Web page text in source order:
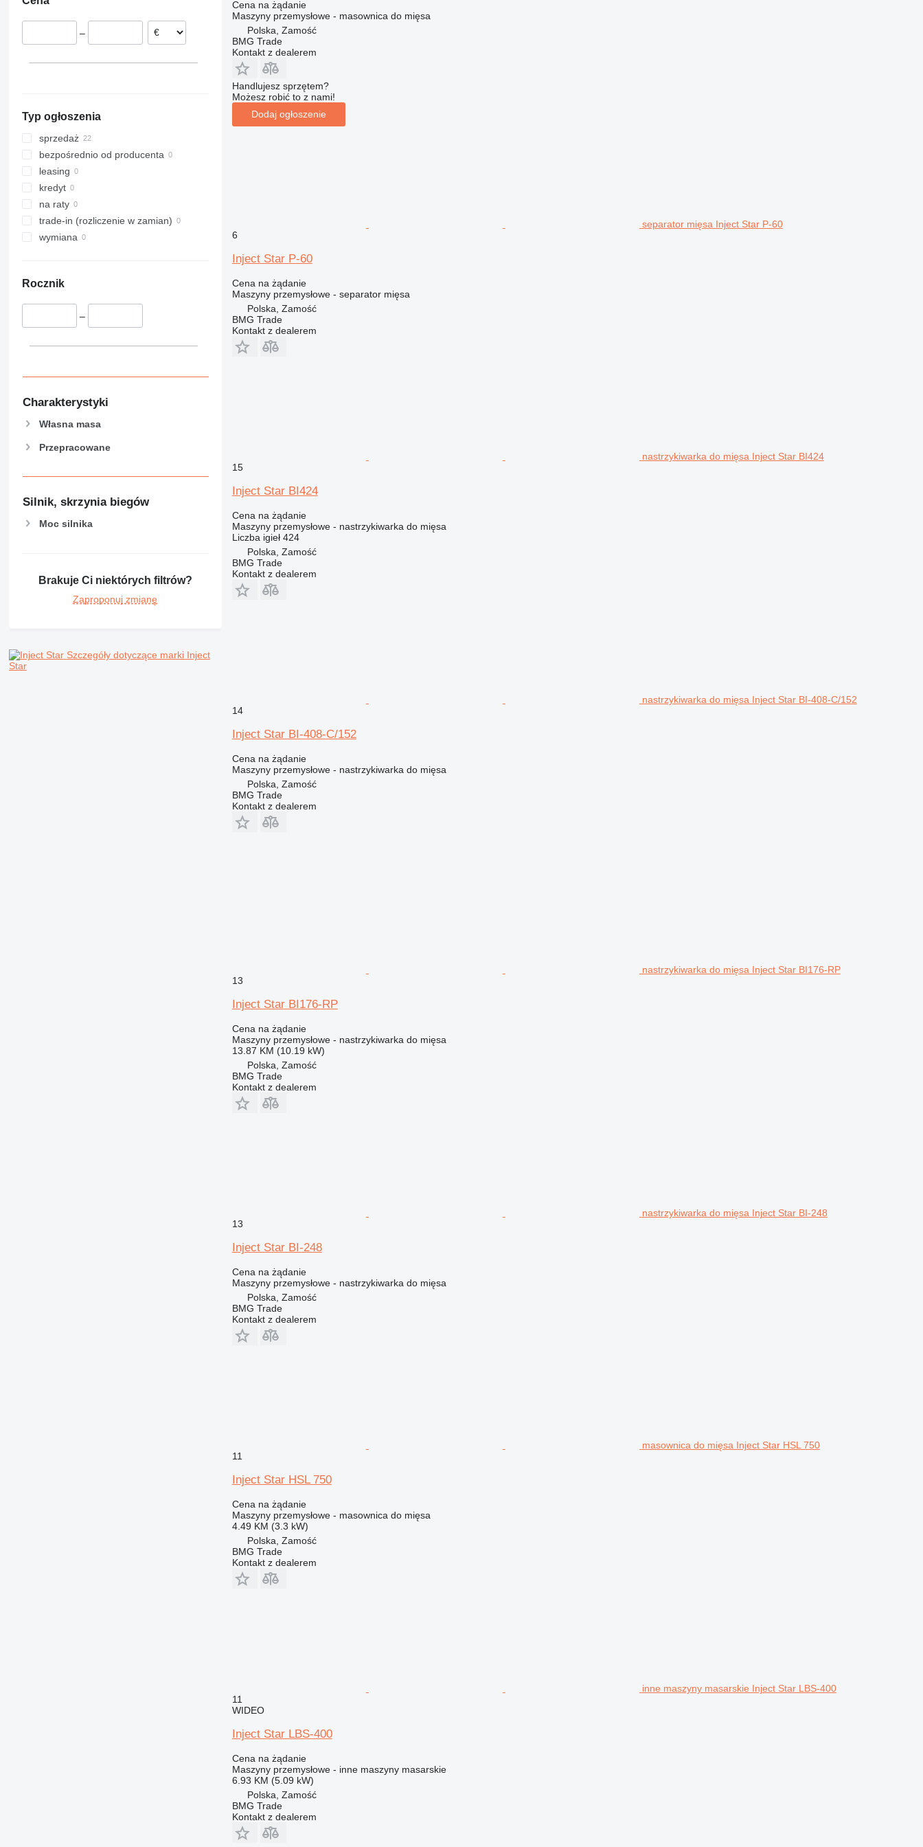
Litwa
–
Typ ogłoszenia
sprzedaż
bezpośrednio od producenta
leasing
kredyt
na raty
trade-in (rozliczenie w zamian)
wymiana
Rocznik
–
Charakterystyki
Własna masa
Przepracowane
Silnik, skrzynia biegów
Moc silnika
Brakuje Ci niektórych filtrów?
Zaproponuj zmianę
Szczegóły dotyczące marki Inject
Star
Cena na żądanie
Maszyny przemysłowe - masownica do mięsa
Polska, Zamość
BMG Trade
Kontakt z dealerem
Handlujesz sprzętem?
Możesz robić to z nami!
Dodaj ogłoszenie
separator mięsa Inject Star P-60
6
Inject Star P-60
Cena na żądanie
Maszyny przemysłowe - separator mięsa
Polska, Zamość
BMG Trade
Kontakt z dealerem
nastrzykiwarka do mięsa Inject Star BI424
15
Inject Star BI424
Cena na żądanie
Maszyny przemysłowe - nastrzykiwarka do mięsa
Liczba igieł 424
Polska, Zamość
BMG Trade
Kontakt z dealerem
nastrzykiwarka do mięsa Inject Star BI-408-C/152
14
Inject Star BI-408-C/152
Cena na żądanie
Maszyny przemysłowe - nastrzykiwarka do mięsa
Polska, Zamość
BMG Trade
Kontakt z dealerem
nastrzykiwarka do mięsa Inject Star BI176-RP
13
Inject Star BI176-RP
Cena na żądanie
Maszyny przemysłowe - nastrzykiwarka do mięsa
13.87 KM (10.19 kW)
Polska, Zamość
BMG Trade
Kontakt z dealerem
nastrzykiwarka do mięsa Inject Star BI-248
13
Inject Star BI-248
Cena na żądanie
Maszyny przemysłowe - nastrzykiwarka do mięsa
Polska, Zamość
BMG Trade
Kontakt z dealerem
masownica do mięsa Inject Star HSL 750
11
Inject Star HSL 750
Cena na żądanie
Maszyny przemysłowe - masownica do mięsa
4.49 KM (3.3 kW)
Polska, Zamość
BMG Trade
Kontakt z dealerem
inne maszyny masarskie Inject Star LBS-400
11
WIDEO
Inject Star LBS-400
Cena na żądanie
Maszyny przemysłowe - inne maszyny masarskie
6.93 KM (5.09 kW)
Polska, Zamość
BMG Trade
Kontakt z dealerem